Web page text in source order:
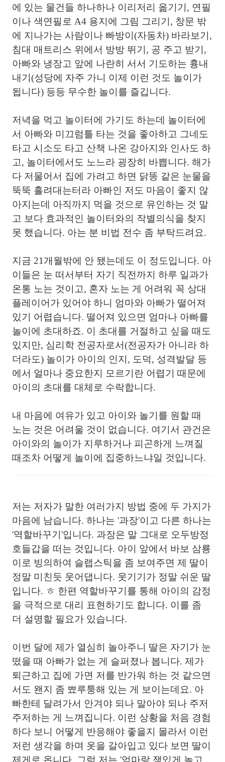
에 있는 물건들 하나하나 이리저리 옮기기, 연필
이나 색연필로 A4 용지에 그림 그리기, 창문 밖
에 지나가는 사람이나 빠방이(자동차) 바라보기,
침대 매트리스 위에서 방방 뛰기, 공 주고 받기,
아빠와 냉장고 앞에 나란히 서서 기도하는 흉내
내기(성당에 자주 가니 이제 이런 것도 놀이가
됩니다) 등등 무수한 놀이를 즐깁니다.
저녁을 먹고 놀이터에 가기도 하는데 놀이터에
서 아빠와 미끄럼틀 타는 것을 좋아하고 그네도
타고 시소도 타고 산책 나온 강아지와 인사도 하
고, 놀이터에서도 노느라 굉장히 바쁩니다. 해가
다 저물어서 집에 가려고 하면 닭똥 같은 눈물을
뚝뚝 흘려대는터라 아빠인 저도 마음이 좋지 않
아지는데 아직까지 먹을 것으로 유인하는 것 말
고 보다 효과적인 놀이터와의 작별의식을 찾지
못 했습니다. 아는 분 비법 전수 좀 부탁드려요.
지금 21개월밖에 안 됐는데도 이 정도입니다. 아
이들은 눈 떠서부터 자기 직전까지 하루 일과가
온통 노는 것이고, 혼자 노는 게 어려워 꼭 상대
플레이어가 있어야 하니 엄마와 아빠가 떨어져
있기 어렵습니다. 떨어져 있으면 엄마나 아빠를
놀이에 초대하죠. 이 초대를 거절하고 싶을 때도
있지만, 심리학 전공자로서(전공자가 아니라 하
더라도) 놀이가 아이의 인지, 도덕, 성격발달 등
에서 얼마나 중요한지 모르기란 어렵기 때문에
아이의 초대를 대체로 수락합니다.
내 마음에 여유가 있고 아이와 놀기를 원할 때
노는 것은 어려울 것이 없습니다. 여기서 관건은
아이와의 놀이가 지루하거나 피곤하게 느껴질
때조차 어떻게 놀이에 집중하느냐일 것입니다.
저는 저자가 말한 여러가지 방법 중에 두 가지가
마음에 남습니다. 하나는 '과장'이고 다른 하나는
'역할바꾸기'입니다. 과장은 말 그대로 오두방정
호들갑을 떠는 것입니다. 아이 앞에서 바보 삼룡
이로 빙의하여 슬랩스틱을 좀 보여주면 제 딸이
정말 미친듯 웃어댑니다. 웃기기가 정말 쉬운 딸
입니다. ㅎ 한편 역할바꾸기를 통해 아이의 감정
을 극적으로 대리 표현하기도 합니다. 이를 좀
더 설명할 필요가 있습니다.
이번 달에 제가 열심히 놀아주니 딸은 자기가 눈
떴을 때 아빠가 없는 게 슬퍼졌나 봅니다. 제가
퇴근하고 집에 가면 저를 반가워 하는 것 같으면
서도 왠지 좀 뾰루퉁해 있는 게 보이는데요. 아
빠한테 달려가서 안겨야 되나 말아야 되나 주저
주저하는 게 느껴집니다. 이런 상황을 처음 경험
하다 보니 어떻게 반응해야 좋을지 몰라서 이런
저런 생각을 하며 옷을 갈아입고 있다 보면 딸이
제게로 옵니다. 그럼 저는 '엄마랑 잼있게 놀고